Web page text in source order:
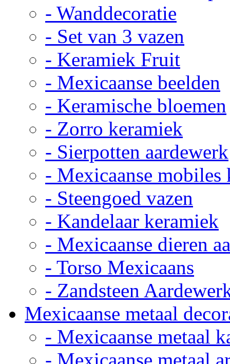
- Wanddecoratie
- Set van 3 vazen
- Keramiek Fruit
- Mexicaanse beelden
- Keramische bloemen
- Zorro keramiek
- Sierpotten aardewerk
- Mexicaanse mobiles
- Steengoed vazen
- Kandelaar keramiek
- Mexicaanse dieren
- Torso Mexicaans
- Zandsteen
Mexicaanse metaal
- Mexicaanse metaal
- Mexicaanse metaal